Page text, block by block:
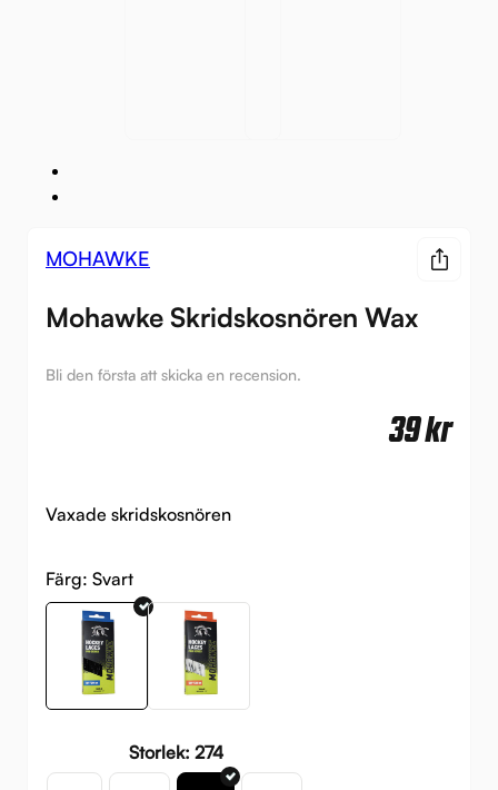
MOHAWKE
Mohawke Skridskosnören Wax
Bli den första att skicka en recension.
39kr
Vaxade skridskosnören
Färg: Svart
Storlek: 274